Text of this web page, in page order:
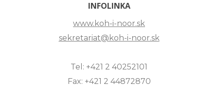
INFOLINKA
www.koh-i-noor.sk
sekretariat@koh-i-noor.sk
Tel: +421 2 40252101
Fax: +421 2 44872870